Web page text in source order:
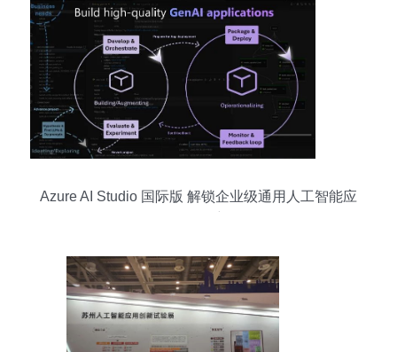
Azure AI Studio 国际版 解锁企业级通用人工智能应